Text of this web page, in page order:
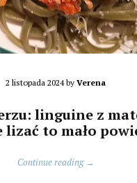
2 listopada 2024byVerena
linguine z
to mało
Continue reading „Matchatuna
→